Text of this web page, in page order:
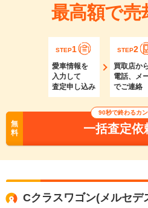
最高額で売
STEP1
愛車情報を
入力して
査定申し込み
STEP2
買取店か
電話、メ
でご連絡
無
料
90秒で終わるカ
一括査定依
Cクラスワゴン(メルセデ